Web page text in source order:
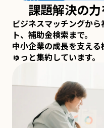
課題解決の力
ビジネスマッチングか
ト、補助金検索まで。
中小企業の成長を支え
ゅっと集約しています。